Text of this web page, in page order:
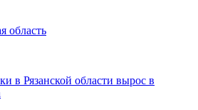
область
в Рязанской области вырос в